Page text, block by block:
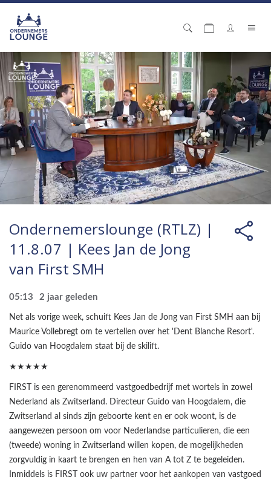
Ondernemerslounge (RTLZ) |
11.8.07 | Kees Jan de Jong
van First SMH
05:13 2 jaar geleden
Net als vorige week, schuift Kees Jan de Jong van First SMH aan bij
Maurice Vollebregt om te vertellen over het 'Dent Blanche Resort'.
Guido van Hoogdalem staat bij de skilift.
★★★★★
FIRST is een gerenommeerd vastgoedbedrijf met wortels in zowel
Nederland als Zwitserland. Directeur Guido van Hoogdalem, die
Zwitserland al sinds zijn geboorte kent en er ook woont, is de
aangewezen persoon om voor Nederlandse particulieren, die een
(tweede) woning in Zwitserland willen kopen, de mogelijkheden
zorgvuldig in kaart te brengen en hen van A tot Z te begeleiden.
Inmiddels is FIRST ook uw partner voor het aankopen van vastgoed